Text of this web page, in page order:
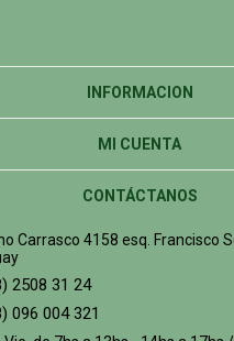
INFORMACION
MI CUENTA
CONTÁCTANOS
Carrasco 4158 esq. Francisco
2508 31 24
096 004 321